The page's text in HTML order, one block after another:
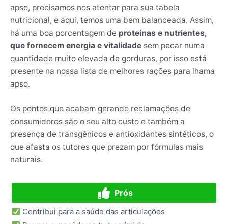
apso, precisamos nos atentar para sua tabela
nutricional, e aqui, temos uma bem balanceada. Assim,
há uma boa porcentagem de proteínas e nutrientes,
que fornecem energia e vitalidade sem pecar numa
quantidade muito elevada de gorduras, por isso está
presente na nossa lista de melhores rações para lhama
apso.
Os pontos que acabam gerando reclamações de
consumidores são o seu alto custo e também a
presença de transgênicos e antioxidantes sintéticos, o
que afasta os tutores que prezam por fórmulas mais
naturais.
Prós
Contribui para a saúde das articulações